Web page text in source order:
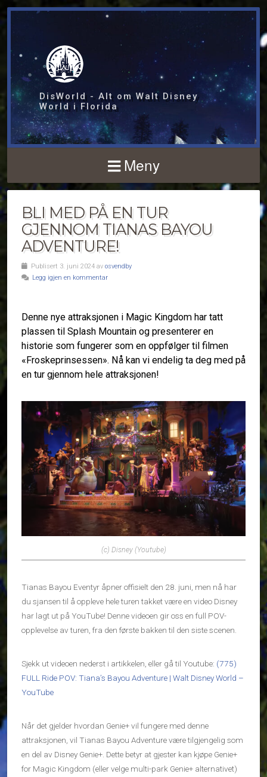
DisWorld - Alt om Walt Disney
World i Florida
Meny
BLI MED PÅ EN TUR
GJENNOM TIANAS BAYOU
ADVENTURE!
Publisert 3. juni 2024 av osvendby
Legg igjen en kommentar
Denne nye attraksjonen i Magic Kingdom har tatt
plassen til Splash Mountain og presenterer en
historie som fungerer som en oppfølger til filmen
«Froskeprinsessen». Nå kan vi endelig ta deg med på
en tur gjennom hele attraksjonen!
(c) Disney (Youtube)
Tianas Bayou Eventyr åpner offisielt den 28. juni, men nå har
du sjansen til å oppleve hele turen takket være en video Disney
har lagt ut på YouTube! Denne videoen gir oss en full POV-
opplevelse av turen, fra den første bakken til den siste scenen.
Sjekk ut videoen nederst i artikkelen, eller gå til Youtube: (775)
FULL Ride POV: Tiana’s Bayou Adventure | Walt Disney World –
YouTube
Når det gjelder hvordan Genie+ vil fungere med denne
attraksjonen, vil Tianas Bayou Adventure være tilgjengelig som
en del av Disney Genie+. Dette betyr at gjester kan kjøpe Genie+
for Magic Kingdom (eller velge multi-park Genie+ alternativet)